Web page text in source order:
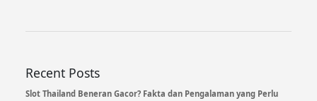
Recent Posts
Slot Thailand Beneran Gacor? Fakta dan Pengalaman yang Perlu